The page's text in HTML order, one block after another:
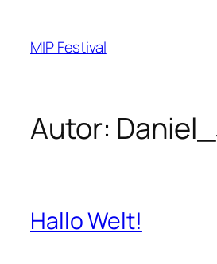
MIP Festival
Autor:
Hallo Welt!